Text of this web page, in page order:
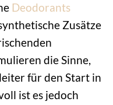
Deodorants
Zusätze
die Sinne,
für den Start in
ist es jedoch